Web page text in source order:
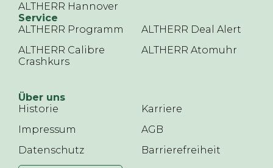
ALTHERR Hannover
Service
ALTHERR Programm
ALTHERR Deal Alert
ALTHERR Calibre
Crashkurs
ALTHERR Atomuhr
Über uns
Historie
Karriere
Impressum
AGB
Datenschutz
Barrierefreiheit